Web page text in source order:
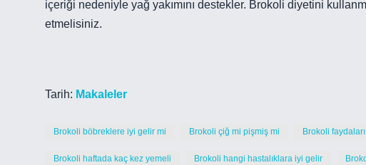
içeriği nedeniyle yağ yakımını destekler. Brokoli diyetini
etmelisiniz.
Tarih: Makaleler
Brokoli böbreklere iyi gelir mi Brokoli çiğ mi pişmiş mi Brokoli
Brokoli haftada kaç kez yemeli Brokoli hangi hastalıklara iyi gelir